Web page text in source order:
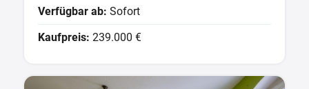
Verfügbar ab: Sofort
Kaufpreis: 239.000 €